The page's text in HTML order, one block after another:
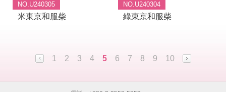
NO.U240305
米東京和服柴
NO.U240304
綠東京和服柴
1 2 3 4 5 6 7 8 9 10